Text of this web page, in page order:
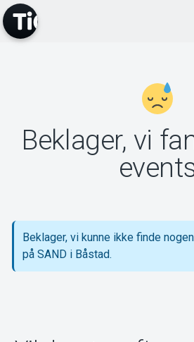
Om
Beklager, vi
Beklager, vi kunne ikke finde
på SAND i Båstad.